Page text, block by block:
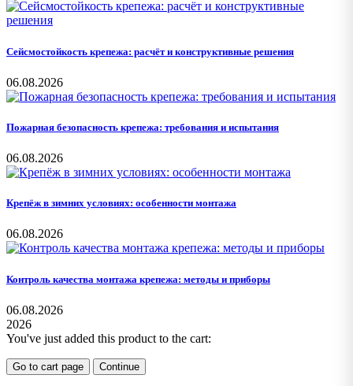
Сейсмостойкость крепежа: расчёт и конструктивные решения
06.08.2026
Пожарная безопасность крепежа: требования и испытания
06.08.2026
Крепёж в зимних условиях: особенности монтажа
06.08.2026
Контроль качества монтажа крепежа: методы и приборы
06.08.2026
2026
You've just added this product to the cart:
Go to cart page Continue